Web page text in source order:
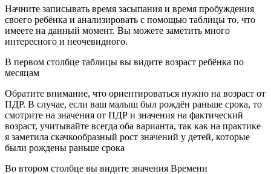
Начните записывать время засыпания и время пробуждения
своего ребёнка и анализировать с помощью таблицы то, что
имеете на данный момент. Вы можете заметить много
интересного и неочевидного.
В первом столбце таблицы вы видите возраст ребёнка по
месяцам
Обратите внимание, что ориентироваться нужно на возраст от
ПДР. В случае, если ваш малыш был рождён раньше срока, то
смотрите на значения от ПДР и значения на фактический
возраст, учитывайте всегда оба варианта, так как на практике
я заметила скачкообразный рост значений у детей, которые
были рождены раньше срока
Во втором столбце вы видите значения Времени